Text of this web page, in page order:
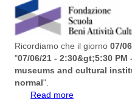
Ricordiamo che il giorno07/
"07/06/21 - 2:30&gt;5:30
museums and cultural
normal".
Read more